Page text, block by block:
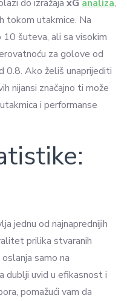
do izražaja xG analiza,
tokom utakmice. Na
10 šuteva, ali sa visokim
za golove od
0.8. Ako želiš unaprijediti
nijansi značajno ti može
i performanse
jednu od najnaprednijih
prilika stvaranih
samo na
dublji uvid u efikasnost i
pomažući vam da